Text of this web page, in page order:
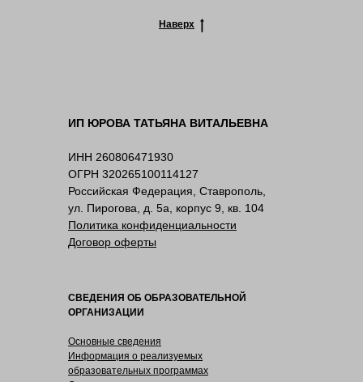
Наверх
ИП ЮРОВА ТАТЬЯНА ВИТАЛЬЕВНА
ИНН 260806471930
ОГРН 320265100114127
Российская Федерация, Ставрополь,
ул. Пирогова, д. 5а, корпус 9, кв. 104
Политика конфиденциальности
Договор оферты
СВЕДЕНИЯ ОБ ОБРАЗОВАТЕЛЬНОЙ
ОРГАНИЗАЦИИ
Основные сведения
Информация о реализуемых
образовательных программах